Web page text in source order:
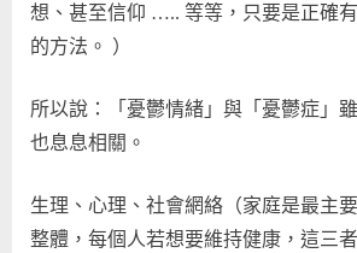
想、甚至信仰 ….. 等等，只要是正確
的方法。 ）
所以說：「憂鬱情緒」與「憂鬱症」
也息息相關。
生理、心理、社會網絡（家庭是最主
整體，每個人若想要維持健康，這三